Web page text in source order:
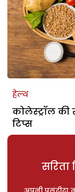
हेल्थ
कोलेस्ट्रॉल
टिप्स
सरिता